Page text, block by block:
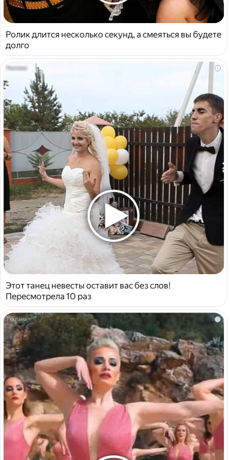
Ролик длится несколько секунд, а смеяться вы будете
долго
i
Этот танец невесты оставит вас без слов!
Пересмотрела 10 раз
i